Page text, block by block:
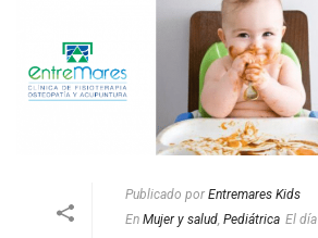
Publicado por Entremares Kids
En Mujer y salud, Pediátrica El día